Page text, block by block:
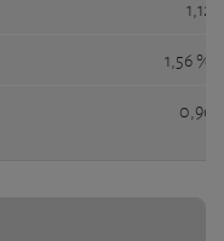
1,12
1,56 %
0,96